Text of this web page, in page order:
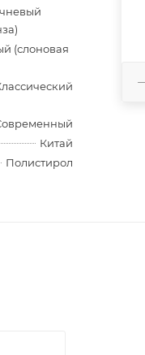
(слоновая
Китай
Полистирол